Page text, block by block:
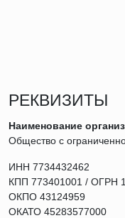
РЕКВИЗИТЫ
Наименование
Общество с
ИНН 7734432462
КПП 773401001 / ОГРН
ОКПО 43124959
ОКАТО 45283577000